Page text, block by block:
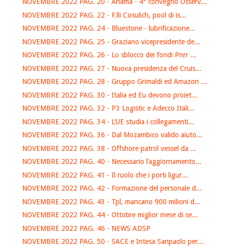
NOVEMBRE 2022 PAG. 22 - F.lli Cosulich, pool di is...
NOVEMBRE 2022 PAG. 24 - Bluestone - lubrificazione...
NOVEMBRE 2022 PAG. 25 - Graziano vicepresidente de...
NOVEMBRE 2022 PAG. 26 - Lo sblocco dei fondi Pnrr ...
NOVEMBRE 2022 PAG. 27 - Nuova presidenza del Cruis...
NOVEMBRE 2022 PAG. 28 - Gruppo Grimaldi ed Amazon ...
NOVEMBRE 2022 PAG. 30 - Italia ed Eu devono proiet...
NOVEMBRE 2022 PAG. 32 - P3 Logistic e Adecco Itali...
NOVEMBRE 2022 PAG. 34 - L’UE studia i collegamenti...
NOVEMBRE 2022 PAG. 36 - Dal Mozambico valido aiuto...
NOVEMBRE 2022 PAG. 38 - Offshore patrol vessel da ...
NOVEMBRE 2022 PAG. 40 - Necessario l’aggiornamento...
NOVEMBRE 2022 PAG. 41 - Il ruolo che i porti ligur...
NOVEMBRE 2022 PAG. 42 - Formazione del personale d...
NOVEMBRE 2022 PAG. 43 - Tpl, mancano 900 milioni d...
NOVEMBRE 2022 PAG. 44 - Ottobre miglior mese di se...
NOVEMBRE 2022 PAG. 46 - NEWS ADSP
NOVEMBRE 2022 PAG. 50 - SACE e Intesa Sanpaolo per...